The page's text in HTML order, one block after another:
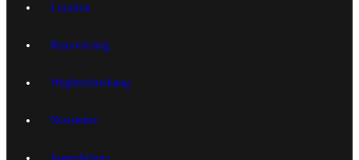
Location
Reservierung
Wegbeschreibung
Newsletter